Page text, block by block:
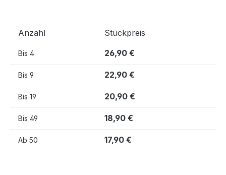
Anzahl Stückpreis
Bis 4 26,90 €
Bis 9 22,90 €
Bis 19 20,90 €
Bis 49 18,90 €
Ab 50 17,90 €